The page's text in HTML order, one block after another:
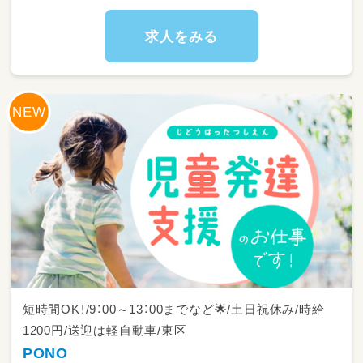
趣味や特技も活かせます。
経験がなくても大丈夫！
しっかりとお教えします。
簡単なサポートをしたり、
体操、ダンス、ゲーム等で自立を支援！
毎日のスモールステップを見逃さず
「できたね！」と声をかけて
子ども達の「一歩前進」を
一緒になって喜んでもらえると
嬉しいです♪
求人をみる
短時間OK！/9：00～13：00までなど🌟/土日祝休み/時給
1200円/送迎は軽自動車/東区
PONO